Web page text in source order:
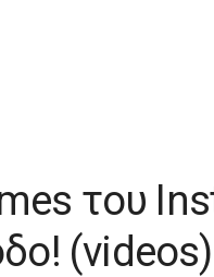
του
(videos)